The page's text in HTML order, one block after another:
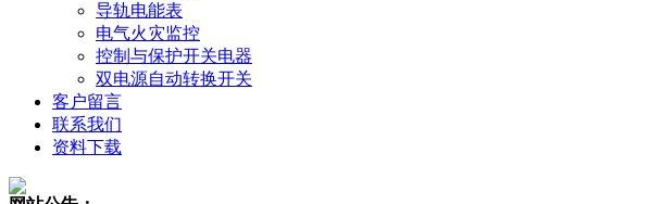
导轨电能表
电气火灾监控
控制与保护开关电器
双电源自动转换开关
客户留言
联系我们
资料下载